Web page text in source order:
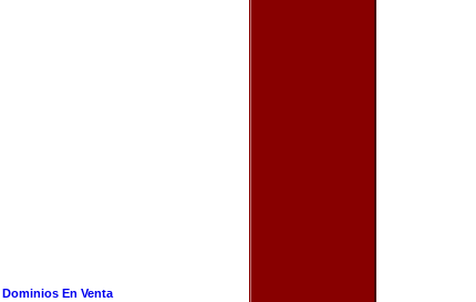
Dominios En Venta